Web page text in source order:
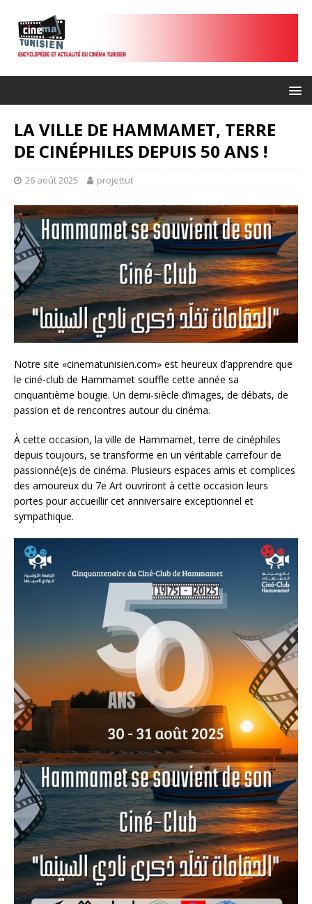
LA VILLE DE HAMMAMET, TERRE
DE CINÉPHILES DEPUIS 50 ANS !
26 août 2025 projettut
Notre site «cinematunisien.com» est heureux d’apprendre que
le ciné-club de Hammamet souffle cette année sa
cinquantième bougie. Un demi-siècle d’images, de débats, de
passion et de rencontres autour du cinéma.
À cette occasion, la ville de Hammamet, terre de cinéphiles
depuis toujours, se transforme en un véritable carrefour de
passionné(e)s de cinéma. Plusieurs espaces amis et complices
des amoureux du 7e Art ouvriront à cette occasion leurs
portes pour accueillir cet anniversaire exceptionnel et
sympathique.